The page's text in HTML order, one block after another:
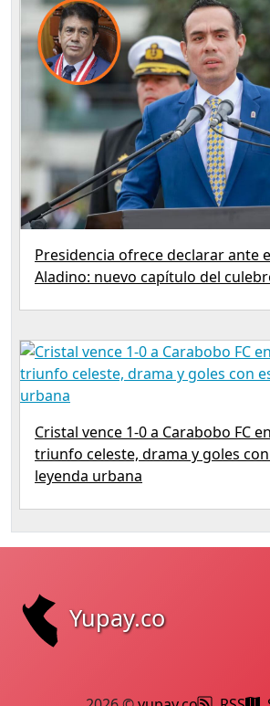
Presidencia ofrece declarar ante
Aladino: nuevo capítulo del
Cristal vence 1-0 a Carabobo FC
triunfo celeste, drama y goles
leyenda urbana
Yupay.co